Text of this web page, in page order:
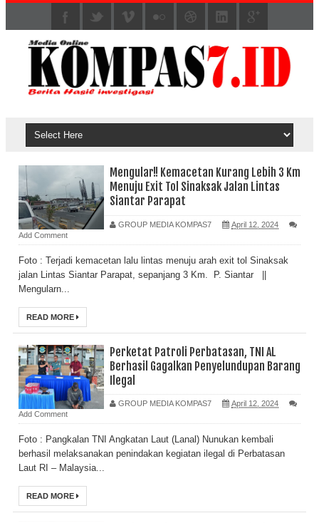
Mengular!! Kemacetan Kurang Lebih 3 Km
Menuju Exit Tol Sinaksak Jalan Lintas
Siantar Parapat
GROUP MEDIA KOMPAS7
April 12, 2024
Add Comment
Foto : Terjadi kemacetan lalu lintas menuju arah exit tol Sinaksak
jalan Lintas Siantar Parapat, sepanjang 3 Km. P. Siantar ||
Mengularn...
READ MORE
Perketat Patroli Perbatasan, TNI AL
Berhasil Gagalkan Penyelundupan Barang
Ilegal
GROUP MEDIA KOMPAS7
April 12, 2024
Add Comment
Foto : Pangkalan TNI Angkatan Laut (Lanal) Nunukan kembali
berhasil melaksanakan penindakan kegiatan ilegal di Perbatasan
Laut RI – Malaysia...
READ MORE